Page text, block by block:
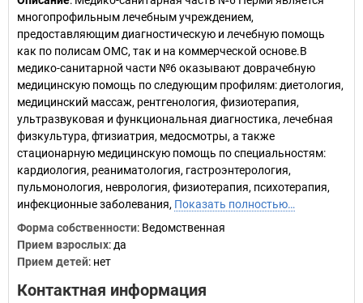
многопрофильным лечебным учреждением,
предоставляющим диагностическую и лечебную помощь
как по полисам ОМС, так и на коммерческой основе.В
медико-санитарной части №6 оказывают доврачебную
медицинскую помощь по следующим профилям: диетология,
медицинский массаж, рентгенология, физиотерапия,
ультразвуковая и функциональная диагностика, лечебная
физкультура, фтизиатрия, медосмотры, а также
стационарную медицинскую помощь по специальностям:
кардиология, реаниматология, гастроэнтерология,
пульмонология, неврология, физиотерапия, психотерапия,
инфекционные заболевания, Показать полностью…
Форма собственности: Ведомственная
Прием взрослых: да
Прием детей: нет
Контактная информация